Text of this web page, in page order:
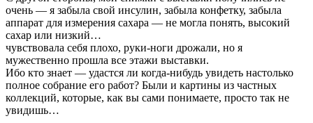
очень — я забыла свой инсулин, забыла конфетку, забыла
аппарат для измерения сахара — не могла понять, высокий
сахар или низкий…
чувствовала себя плохо, руки-ноги дрожали, но я
мужественно прошла все этажи выставки.
Ибо кто знает — удастся ли когда-нибудь увидеть настолько
полное собрание его работ? Были и картины из частных
коллекций, которые, как вы сами понимаете, просто так не
увидишь…